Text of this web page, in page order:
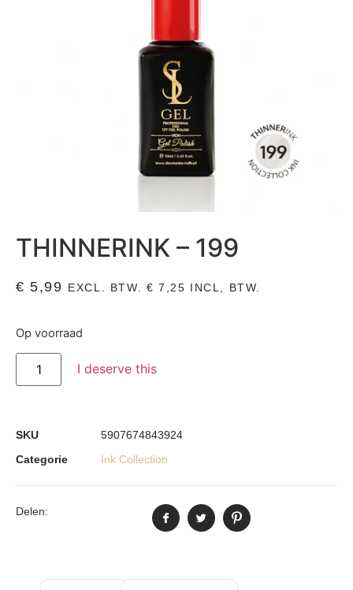
THINNERINK – 199
€ 5,99 EXCL. BTW. € 7,25 INCL, BTW.
Op voorraad
I deserve this
SKU
5907674843924
Categorie
Ink Collection
Delen: